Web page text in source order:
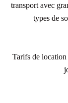
transport avec
types de
Tarifs de